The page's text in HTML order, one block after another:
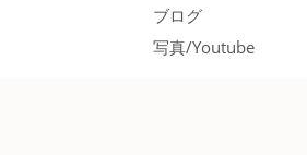
ブログ
写真/Youtube